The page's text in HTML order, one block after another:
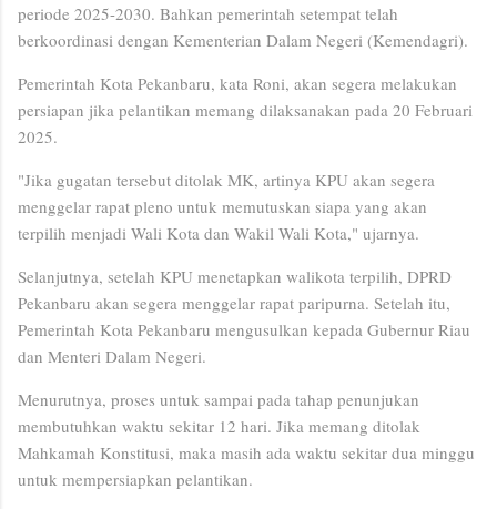
periode 2025-2030. Bahkan pemerintah setempat telah
berkoordinasi dengan Kementerian Dalam Negeri (Kemendagri).
Pemerintah Kota Pekanbaru, kata Roni, akan segera melakukan
persiapan jika pelantikan memang dilaksanakan pada 20 Februari
2025.
"Jika gugatan tersebut ditolak MK, artinya KPU akan segera
menggelar rapat pleno untuk memutuskan siapa yang akan
terpilih menjadi Wali Kota dan Wakil Wali Kota," ujarnya.
Selanjutnya, setelah KPU menetapkan walikota terpilih, DPRD
Pekanbaru akan segera menggelar rapat paripurna. Setelah itu,
Pemerintah Kota Pekanbaru mengusulkan kepada Gubernur Riau
dan Menteri Dalam Negeri.
Menurutnya, proses untuk sampai pada tahap penunjukan
membutuhkan waktu sekitar 12 hari. Jika memang ditolak
Mahkamah Konstitusi, maka masih ada waktu sekitar dua minggu
untuk mempersiapkan pelantikan.